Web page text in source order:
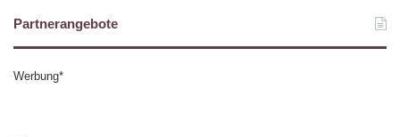
Partnerangebote
Werbung*